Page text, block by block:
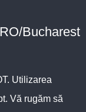
Bucharest
. Utilizarea
Vă rugăm să